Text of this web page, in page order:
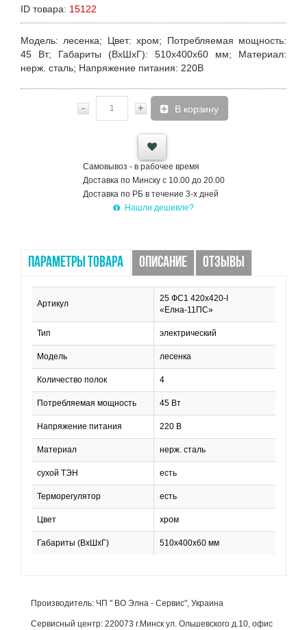
ID товара: 15122
Модель: лесенка; Цвет: хром; Потребляемая мощность:
45 Вт; Габариты (ВхШхГ): 510x400х60 мм; Материал:
нерж. сталь; Напряжение питания: 220В
- + В корзину
Самовывоз - в рабочее время
Доставка по Минску с 10.00 до 20.00
Доставка по РБ в течение 3-х дней
Нашли дешевле?
ПАРАМЕТРЫ ТОВАРА ОПИСАНИЕ ОТЗЫВЫ
Артикул
25 ФС1 420х420-I
«Елна-11ПС»
Тип электрический
Модель лесенка
Количество полок 4
Потребляемая мощность 45 Вт
Напряжение питания 220 В
Материал нерж. сталь
сухой ТЭН есть
Терморегулятор есть
Цвет хром
Габариты (ВхШхГ) 510x400х60 мм
Производитель: ЧП " ВО Элна - Сервис", Украина
Сервисный центр: 220073 г.Минск ул. Ольшевского д.10, офис